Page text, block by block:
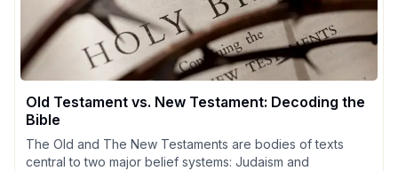
Old Testament vs. New Testament: Decoding the
Bible
The Old and The New Testaments are bodies of texts
central to two major belief systems: Judaism and